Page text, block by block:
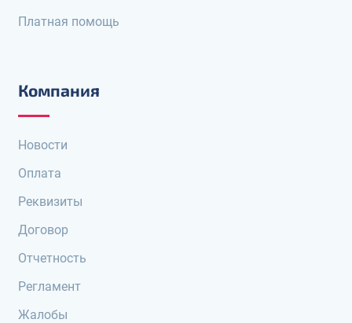
Платная помощь
Компания
Новости
Оплата
Реквизиты
Договор
Отчетность
Регламент
Жалобы